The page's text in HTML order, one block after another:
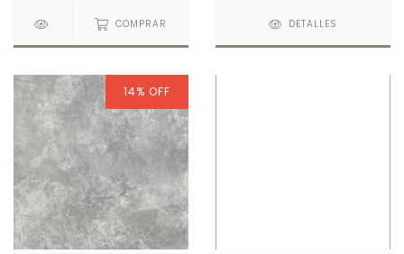
COMPRAR DETALLES
14% OFF